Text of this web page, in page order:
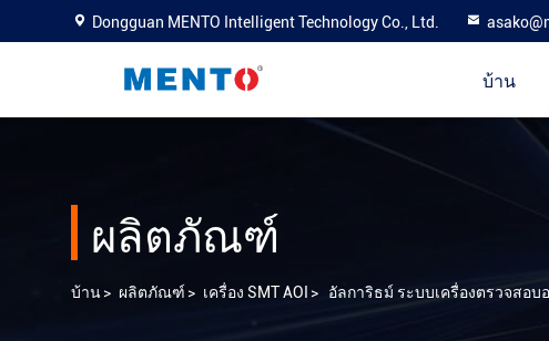
Dongguan MENTO Intelligent Technology Co., Ltd.
บ้าน
ผลิตภัณฑ์
บ้าน> ผลิตภัณฑ์ > เครื่อง SMT AOI > อัลการิธม์ ระบบเครื่องตรวจสอบ